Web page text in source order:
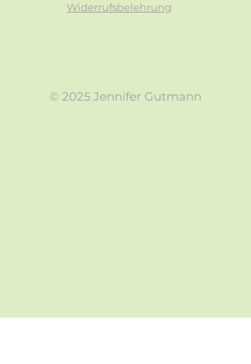
Widerrufsbelehrung
© 2025 Jennifer Gutmann